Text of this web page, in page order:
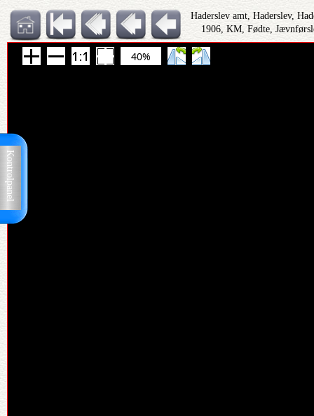
Kontrolpanel
Haderslev amt, Haderslev,
1906, KM, Fødte,
40%